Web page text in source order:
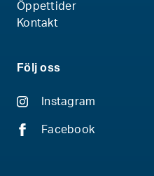
Öppettider
Kontakt
Följ oss
Instagram
Facebook